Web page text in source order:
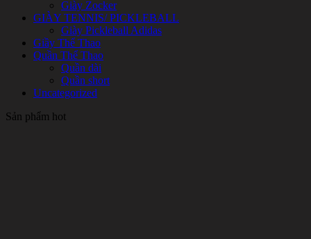
Giày Zocker
GIÀY TENNIS/ PICKLEBALL
Giày Pickleball Adidas
Giầy Thể Thao
Quần Thể Thao
Quần dài
Quần short
Uncategorized
Sản phẩm hot